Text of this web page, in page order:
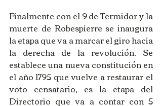
Finalmente con el 9 de Termidor y la
muerte de Robespierre se inaugura
la etapa que va a marcar el giro hacia
la derecha de la revolución. Se
establece una nueva constitución en
el año 1795 que vuelve a restaurar el
voto censatario, es la etapa del
Directorio que va a contar con 5